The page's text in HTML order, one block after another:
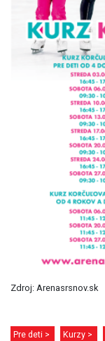
Zdroj: Arenasrsnov.sk
Pre deti > Kurzy >